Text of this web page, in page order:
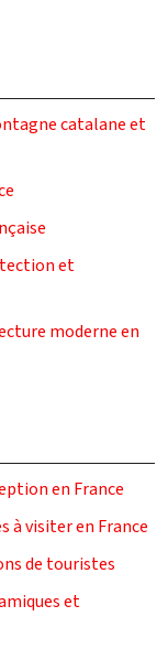
catalane et
et
moderne en
en France
à visiter en France
de touristes
et